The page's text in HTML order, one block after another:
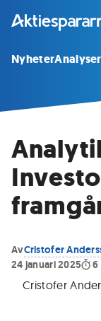
NyheterAnalyser
AvCristofer
24 januari 2025
6
Cristofer